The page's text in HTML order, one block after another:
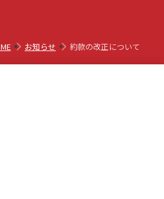
シュバック
お知らせ 約款の改正について